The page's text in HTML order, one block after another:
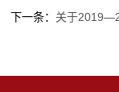
下一条： 关于